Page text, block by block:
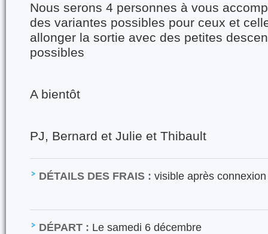
Nous serons 4 personnes à vous
des variantes possibles pour ceux et
allonger la sortie avec des petites
possibles
A bientôt
PJ, Bernard et Julie et Thibault
DÉTAILS DES FRAIS : visible après connexion
DÉPART : Le samedi 6 décembre